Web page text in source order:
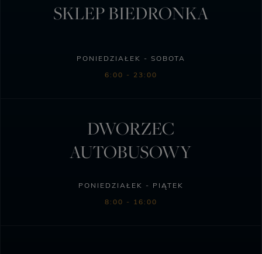
SKLEP BIEDRONKA
PONIEDZIAŁEK - SOBOTA
6:00 - 23:00
DWORZEC
AUTOBUSOWY
PONIEDZIAŁEK - PIĄTEK
8:00 - 16:00